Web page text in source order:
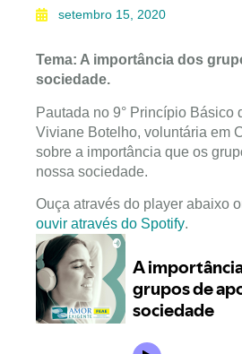
setembro 15, 2020
Tema: A importância dos
sociedade.
Pautada no 9° Princípio Básico
Viviane Botelho, voluntária em
sobre a importância que os
nossa sociedade.
Ouça através do player abaixo
ouvir através do Spotify.